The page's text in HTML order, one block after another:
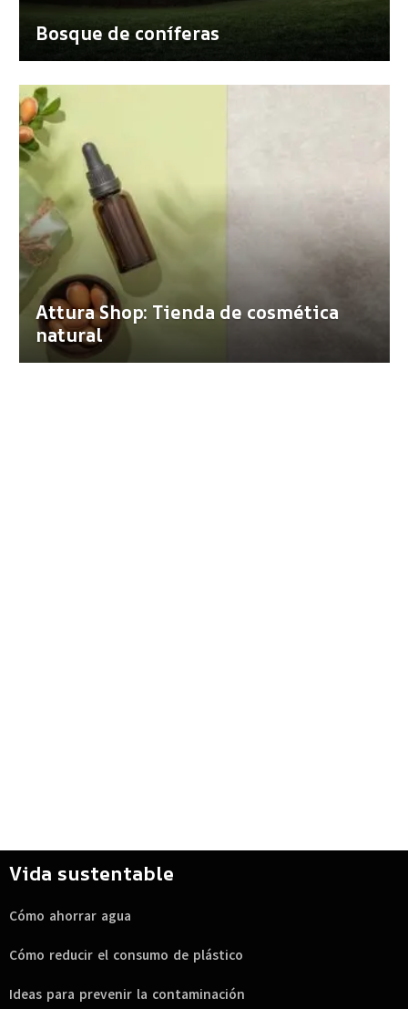
Bosque de coníferas
Attura Shop: Tienda de cosmética
natural
Vida sustentable
Cómo ahorrar agua
Cómo reducir el consumo de plástico
Ideas para prevenir la contaminación